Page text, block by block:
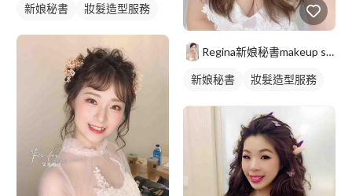
新娘秘書 妝髮造型服務
Regina新娘秘書makeup stylist
新娘秘書 妝髮造型服務